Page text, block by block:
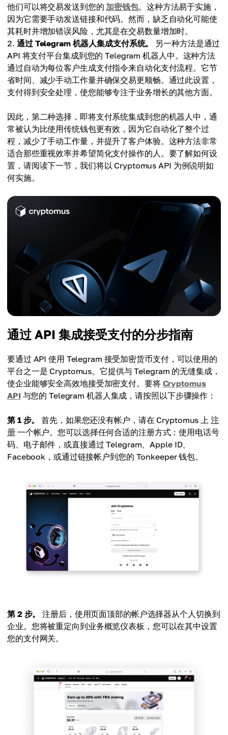
他们可以将交易发送到您的 加密钱包。这种方法易于实施，
因为它需要手动发送链接和代码。然而，缺乏自动化可能使
其耗时并增加错误风险，尤其是在交易数量增加时。
通过 Telegram 机器人集成支付系统。
另一种方法是通过
API 将支付平台集成到您的 Telegram 机器人中。这种方法
通过自动为每位客户生成支付指令来自动化支付流程。它节
省时间、减少手动工作量并确保交易更顺畅。通过此设置，
支付得到安全处理，使您能够专注于业务增长的其他方面。
因此，第二种选择，即将支付系统集成到您的机器人中，通
常被认为比使用传统钱包更有效，因为它自动化了整个过
程，减少了手动工作量，并提升了客户体验。这种方法非常
适合那些重视效率并希望简化支付操作的人。要了解如何设
置，请阅读下一节，我们将以 Cryptomus API 为例说明如
何实施。
通过 API 集成接受支付的分步指南
要通过 API 使用 Telegram 接受加密货币支付，可以使用的
平台之一是 Cryptomus。它提供与 Telegram 的无缝集成，
使企业能够安全高效地接受加密支付。要将 Cryptomus
API与您的 Telegram 机器人集成，请按照以下步骤操作：
第 1 步。 首先，如果您还没有帐户，请在 Cryptomus 上 注
册一个帐户。您可以选择任何合适的注册方式：使用电话号
码、电子邮件，或直接通过 Telegram、Apple ID、
Facebook，或通过链接帐户到您的 Tonkeeper 钱包。
第 2 步。
注册后，使用页面顶部的帐户选择器从个人切换到
企业。您将被重定向到业务概览仪表板，您可以在其中设置
您的支付网关。